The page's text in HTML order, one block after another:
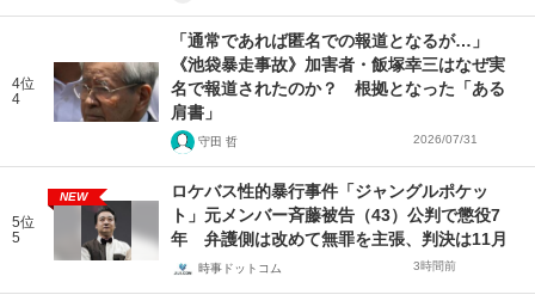
4位
4
「通常であれば匿名での報道となるが…」
《池袋暴走事故》加害者・飯塚幸三はなぜ実
名で報道されたのか？ 根拠となった「ある
肩書」
守田 哲 2026/07/31
5位
5
NEW
ロケバス性的暴行事件「ジャングルポケッ
ト」元メンバー斉藤被告（43）公判で懲役7
年 弁護側は改めて無罪を主張、判決は11月
時事ドットコム 3時間前